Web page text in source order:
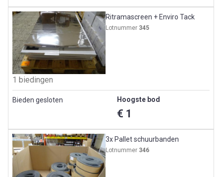
Ritramascreen + Enviro Tack
Lotnummer 345
1 biedingen
Bieden gesloten Hoogste bod
€ 1
3x Pallet schuurbanden
Lotnummer 346